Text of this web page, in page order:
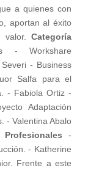
a quienes con
aportan al éxito
valor.Categoría
- Workshare
- Business
Salfa para el
- Fabiola Ortiz -
Adaptación
- Valentina Abalo
Profesionales -
- Katherine
Frente a este